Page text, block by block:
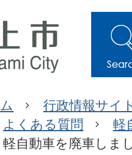
行政情報サイ
よくある質問
軽
軽自動車を廃車しま